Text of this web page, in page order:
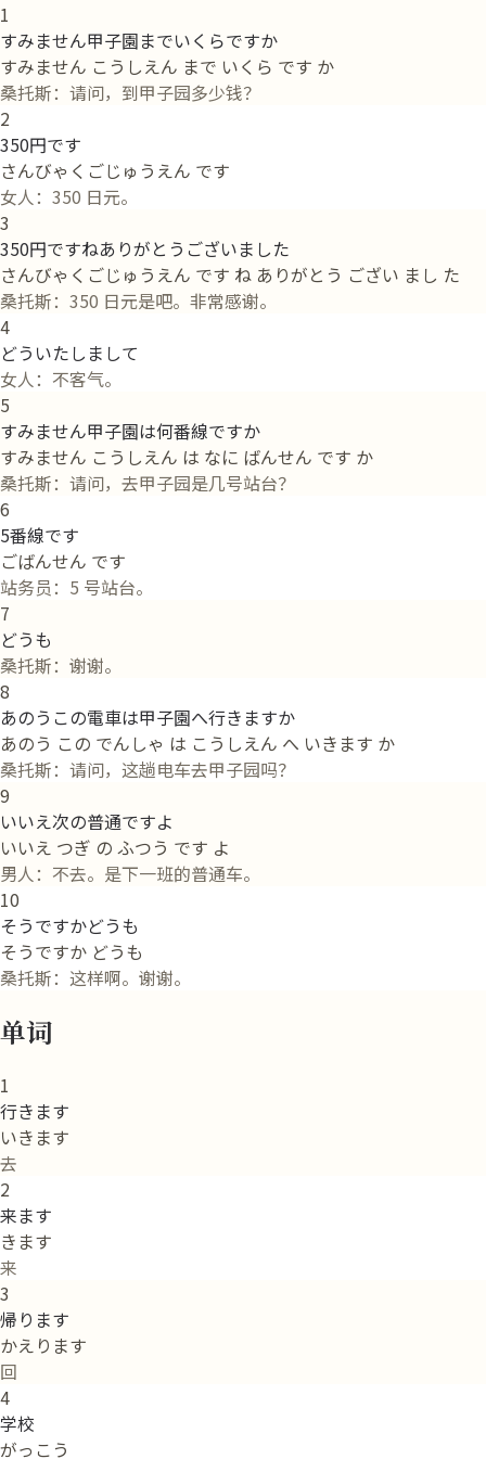
1
すみません甲子園までいくらですか
すみません こうしえん まで いくら です か
桑托斯：请问，到甲子园多少钱？
2
350円です
さんびゃくごじゅうえん です
女人：350 日元。
3
350円ですねありがとうございました
さんびゃくごじゅうえん です ね ありがとう ござい まし た
桑托斯：350 日元是吧。非常感谢。
4
どういたしまして
女人：不客气。
5
すみません甲子園は何番線ですか
すみません こうしえん は なに ばんせん です か
桑托斯：请问，去甲子园是几号站台？
6
5番線です
ごばんせん です
站务员：5 号站台。
7
どうも
桑托斯：谢谢。
8
あのうこの電車は甲子園へ行きますか
あのう この でんしゃ は こうしえん へ いきます か
桑托斯：请问，这趟电车去甲子园吗？
9
いいえ次の普通ですよ
いいえ つぎ の ふつう です よ
男人：不去。是下一班的普通车。
10
そうですかどうも
そうですか どうも
桑托斯：这样啊。谢谢。
单词
1
行きます
いきます
去
2
来ます
きます
来
3
帰ります
かえります
回
4
学校
がっこう